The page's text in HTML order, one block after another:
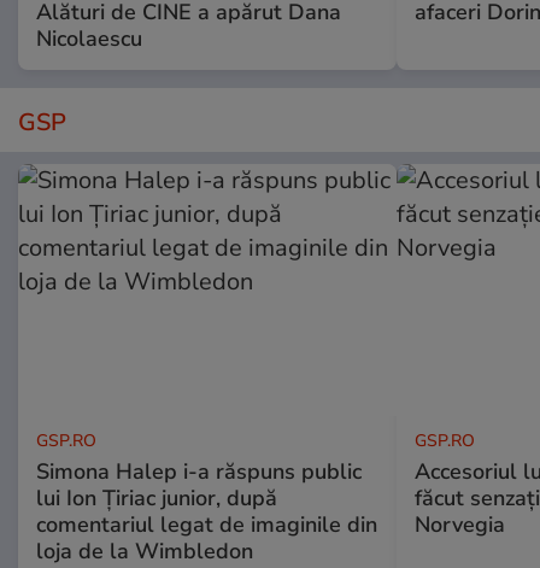
Alături de CINE a apărut Dana
Nicolaescu
afaceri
GSP
GSP.RO
Simona Halep i-a răspuns public
lui Ion Țiriac junior, după
comentariul legat de imaginile din
loja de la Wimbledon
GSP.RO
Accesoriul
făcut
Norvegia